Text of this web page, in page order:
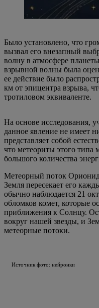
Было установлено, что
вызвал его внезапный
волну в атмосфере
взрывной волны была
ее действие было
км от эпицентра взрыва,
тротиловом эквиваленте.
На основе исследования,
данное явление не имеет
представляет собой
что метеориты этого типа
большого количества
Метеорный поток
Земля пересекает его
обычно наблюдается 21
обломков комет, которые
приближения к Солнцу.
вокруг нашей звезды, и
метеорные потоки.
Источник фото: нейронки